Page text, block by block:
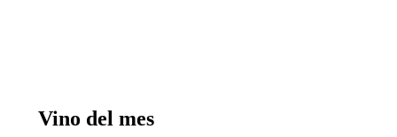
Vino del mes